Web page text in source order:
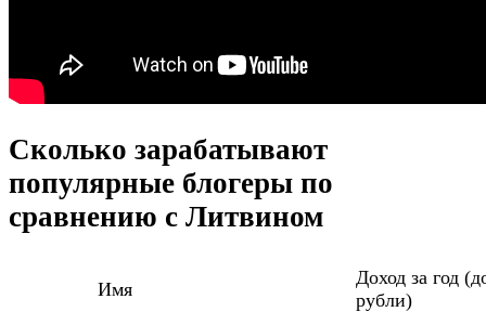
Сколько зарабатывают
популярные блогеры по
сравнению с Литвином
Имя
Доход за год
рубли)